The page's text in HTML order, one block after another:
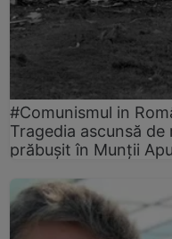
#Comunismul in
Tragedia ascunsă
prăbușit în Munții